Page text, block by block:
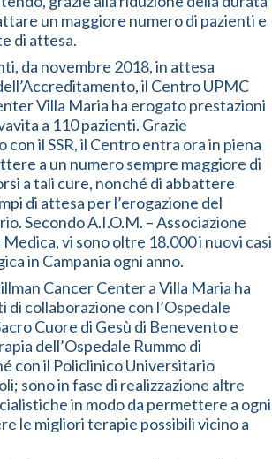
un maggiore numero di pazienti e
di attesa.
da novembre 2018, in attesa
il Centro UPMC
Villa Maria ha erogato prestazioni
a 110 pazienti. Grazie
con il SSR, il Centro entra ora in piena
a un numero sempre maggiore di
a tali cure, nonché di abbattere
di attesa per l’erogazione del
Secondo A.I.O.M. – Associazione
vi sono oltre 18.000 i nuovi casi
in Campania ogni anno.
Cancer Center a Villa Maria ha
collaborazione con l’Ospedale
Cuore di Gesù di Benevento e
dell’Ospedale Rummo di
con il Policlinico Universitario
sono in fase di realizzazione altre
in modo da permettere a ogni
le migliori terapie possibili vicino a